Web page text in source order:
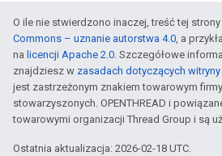
O ile nie stwierdzono inaczej, treść tej
Commons – uznanie autorstwa 4.0, a
na licencji Apache 2.0. Szczegółowe
znajdziesz w zasadach dotyczących
jest zastrzeżonym znakiem towarowym
stowarzyszonych. OPENTHREAD i
towarowymi organizacji Thread Group i są
Ostatnia aktualizacja: 2026-02-18 UTC.